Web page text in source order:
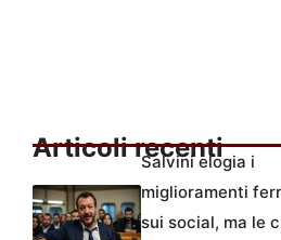
Articoli recenti
Salvini elogia i
miglioramenti
sui social, ma le